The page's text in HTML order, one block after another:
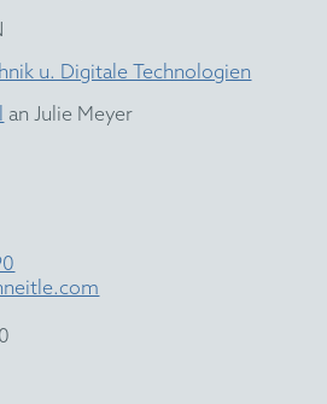
u. Digitale Technologien
an Julie Meyer